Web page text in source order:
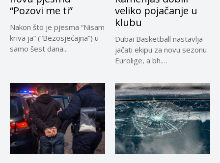
“Pozovi me ti”
Nakon što je pjesma “Nisam
kriva ja” (“Bezosjećajna”) u
samo šest dana...
veliko pojačanje u
klubu
Dubai Basketball nastavlja
jačati ekipu za novu sezonu
Eurolige, a bh.